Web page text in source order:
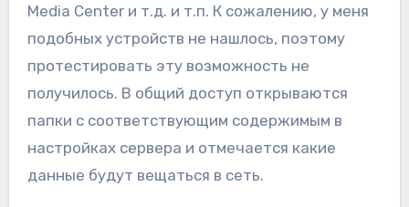
Media Center и т.д. и т.п. К сожалению, у меня
подобных устройств не нашлось, поэтому
протестировать эту возможность не
получилось. В общий доступ открываются
папки с соответствующим содержимым в
настройках сервера и отмечается какие
данные будут вещаться в сеть.